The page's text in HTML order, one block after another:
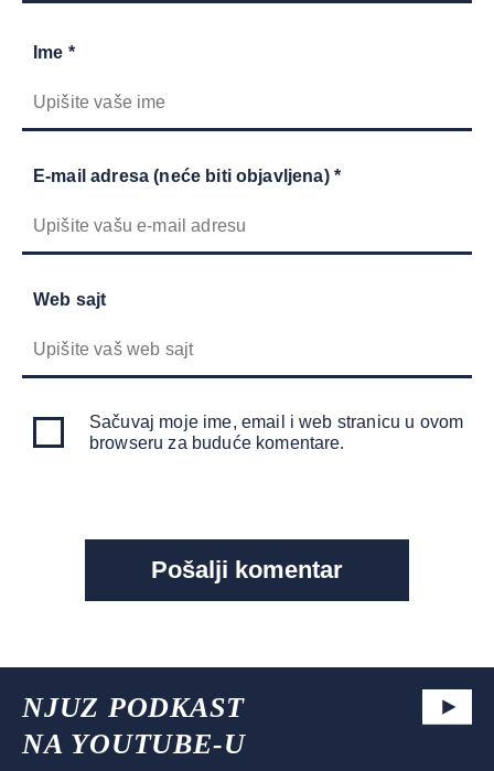
Ime *
E-mail adresa (neće biti objavljena) *
Web sajt
Sačuvaj moje ime, email i web stranicu u ovom
browseru za buduće komentare.
NJUZ PODKAST
NA YOUTUBE-U